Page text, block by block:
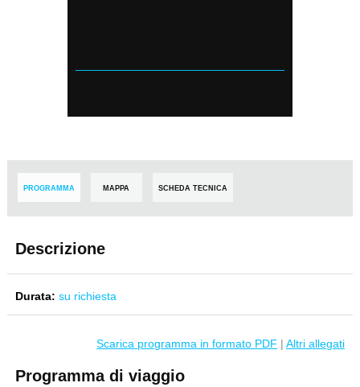
PROGRAMMA MAPPA SCHEDA TECNICA
Descrizione
Durata: su richiesta
Scarica programma in formato PDF | Altri allegati
Programma di viaggio